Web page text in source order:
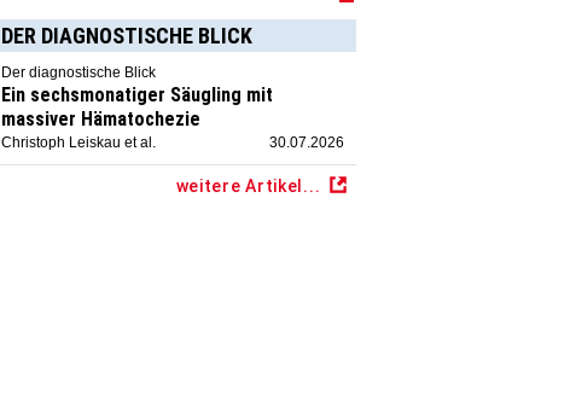
DER DIAGNOSTISCHE BLICK
Der diagnostische Blick
Ein sechsmonatiger Säugling mit
massiver Hämatochezie
Christoph Leiskau et al. 30.07.2026
weitere Artikel...